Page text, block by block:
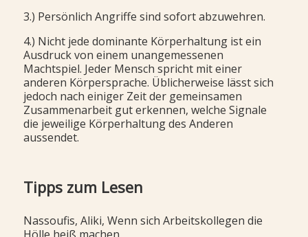
3.) Persönlich Angriffe sind sofort abzuwehren.
4.) Nicht jede dominante Körperhaltung ist ein
Ausdruck von einem unangemessenen
Machtspiel. Jeder Mensch spricht mit einer
anderen Körpersprache. Üblicherweise lässt sich
jedoch nach einiger Zeit der gemeinsamen
Zusammenarbeit gut erkennen, welche Signale
die jeweilige Körperhaltung des Anderen
aussendet.
Tipps zum Lesen
Nassoufis, Aliki, Wenn sich Arbeitskollegen die